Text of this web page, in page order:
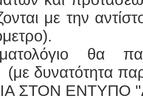
με την
θα
δυνατότητα
ΣΤΟΝ ΕΝΤΥΠΟ